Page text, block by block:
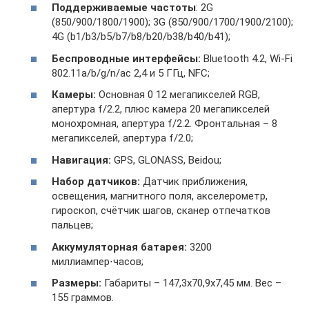
Поддерживаемые частоты: 2G
(850/900/1800/1900); 3G (850/900/1700/1900/2100);
4G (b1/b3/b5/b7/b8/b20/b38/b40/b41);
Беспроводные интерфейсы: Bluetooth 4.2, Wi-Fi
802.11a/b/g/n/ac 2,4 и 5 ГГц, NFC;
Камеры: Основная 0 12 мегапикселей RGB,
апертура f/2.2, плюс камера 20 мегапикселей
монохромная, апертура f/2.2. Фронтальная – 8
мегапикселей, апертура f/2.0;
Навигация: GPS, GLONASS, Beidou;
Набор датчиков: Датчик приближения,
освещения, магнитного поля, акселерометр,
гироскоп, счётчик шагов, сканер отпечатков
пальцев;
Аккумуляторная батарея: 3200
миллиампер⋅часов;
Размеры: Габариты – 147,3х70,9х7,45 мм. Вес –
155 граммов.